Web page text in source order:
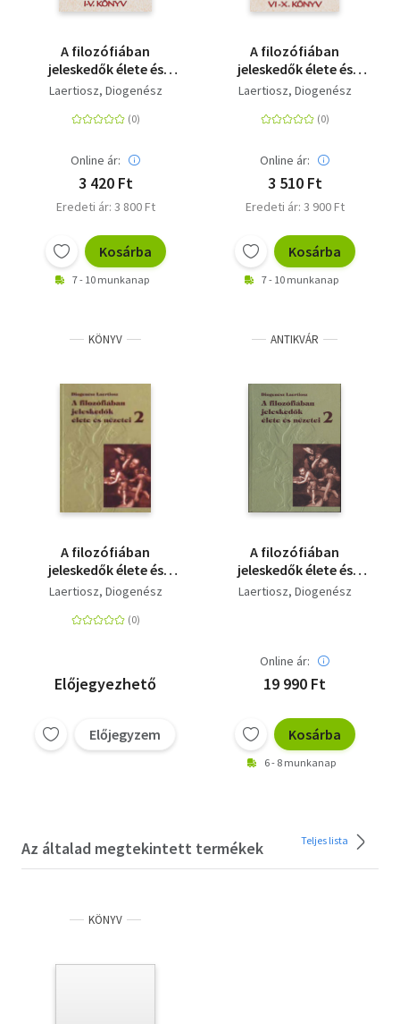
A filozófiában
jeleskedők élete és
nézetei 1. - I-V. könyv
Laertiosz, Diogenész
Online ár:
3 420 Ft
Eredeti ár: 3 800 Ft
Kosárba
7 - 10 munkanap
A filozófiában
jeleskedők élete és
nézetei tíz könyvben 2.
Laertiosz, Diogenész
Online ár:
3 510 Ft
Eredeti ár: 3 900 Ft
Kosárba
7 - 10 munkanap
KÖNYV
A filozófiában
jeleskedők élete és
nézetei 2.
Laertiosz, Diogenész
Előjegyezhető
Előjegyzem
ANTIKVÁR
A filozófiában
jeleskedők élete és
nézetei 2.
Laertiosz, Diogenész
Online ár:
19 990 Ft
Kosárba
6 - 8 munkanap
Az általad megtekintett termékek Teljes lista
KÖNYV